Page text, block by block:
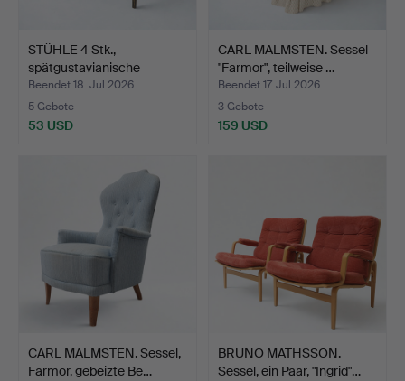
STÜHLE 4 Stk.,
spätgustavianische
Provinzm…
Beendet 18. Jul 2026
5 Gebote
53 USD
CARL MALMSTEN. Sessel
"Farmor", teilweise …
Beendet 17. Jul 2026
3 Gebote
159 USD
CARL MALMSTEN. Sessel,
Farmor, gebeizte Be…
BRUNO MATHSSON.
Sessel, ein Paar, "Ingrid"…